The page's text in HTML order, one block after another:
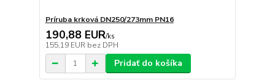
Príruba krková DN250/273mm PN16
190,88 EUR/ks
155,19 EUR bez DPH
Pridať do košíka